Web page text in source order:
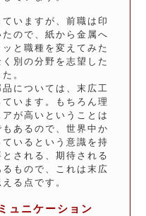
いますが、前職は印
ので、紙から金属へ
と職種を変えてみた
別の分野を志望した
。
については、末広工
います。もちろん理
が高いということは
あるので、世界中か
いるという意識を持
される、期待される
もので、これは末広
る点です。
ュニケーション